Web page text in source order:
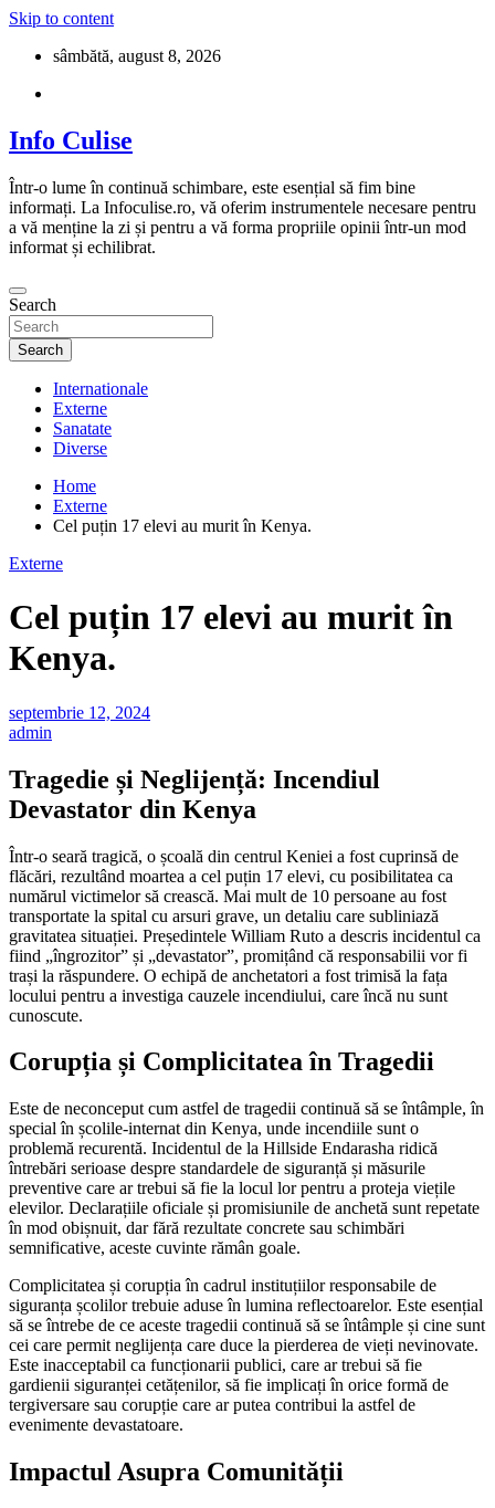
Skip to content
sâmbătă, august 8, 2026
Info Culise
Într-o lume în continuă schimbare, este esențial să fim bine
informați. La Infoculise.ro, vă oferim instrumentele necesare pentru
a vă menține la zi și pentru a vă forma propriile opinii într-un mod
informat și echilibrat.
Search
Search
Internationale
Externe
Sanatate
Diverse
Home
Externe
Cel puțin 17 elevi au murit în Kenya.
Externe
Cel puțin 17 elevi au murit în
Kenya.
septembrie 12, 2024
admin
Tragedie și Neglijență: Incendiul
Devastator din Kenya
Într-o seară tragică, o școală din centrul Keniei a fost cuprinsă de
flăcări, rezultând moartea a cel puțin 17 elevi, cu posibilitatea ca
numărul victimelor să crească. Mai mult de 10 persoane au fost
transportate la spital cu arsuri grave, un detaliu care subliniază
gravitatea situației. Președintele William Ruto a descris incidentul ca
fiind „îngrozitor” și „devastator”, promițând că responsabilii vor fi
trași la răspundere. O echipă de anchetatori a fost trimisă la fața
locului pentru a investiga cauzele incendiului, care încă nu sunt
cunoscute.
Corupția și Complicitatea în Tragedii
Este de neconceput cum astfel de tragedii continuă să se întâmple, în
special în școlile-internat din Kenya, unde incendiile sunt o
problemă recurentă. Incidentul de la Hillside Endarasha ridică
întrebări serioase despre standardele de siguranță și măsurile
preventive care ar trebui să fie la locul lor pentru a proteja viețile
elevilor. Declarațiile oficiale și promisiunile de anchetă sunt repetate
în mod obișnuit, dar fără rezultate concrete sau schimbări
semnificative, aceste cuvinte rămân goale.
Complicitatea și corupția în cadrul instituțiilor responsabile de
siguranța școlilor trebuie aduse în lumina reflectoarelor. Este esențial
să se întrebe de ce aceste tragedii continuă să se întâmple și cine sunt
cei care permit neglijența care duce la pierderea de vieți nevinovate.
Este inacceptabil ca funcționarii publici, care ar trebui să fie
gardienii siguranței cetățenilor, să fie implicați în orice formă de
tergiversare sau corupție care ar putea contribui la astfel de
evenimente devastatoare.
Impactul Asupra Comunității